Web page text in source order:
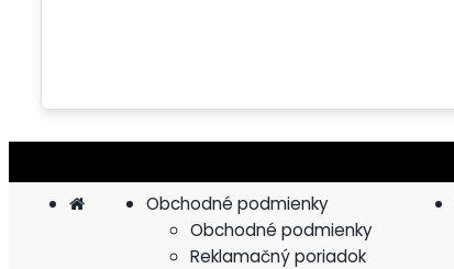
Obchodné podmienky
Obchodné podmienky
Reklamačný poriadok